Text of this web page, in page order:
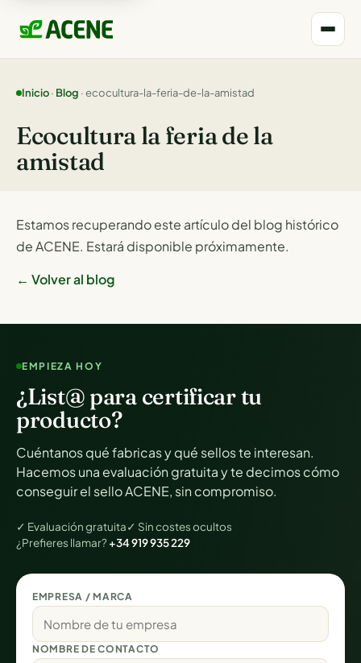
Inicio· Blog · ecocultura-la-feria-de-la-amistad
Ecocultura la feria de la
amistad
Estamos recuperando este artículo del blog histórico
de ACENE. Estará disponible próximamente.
← Volver al blog
EMPIEZA HOY
¿List@ para certificar tu
producto?
Cuéntanos qué fabricas y qué sellos te interesan.
Hacemos una evaluación gratuita y te decimos cómo
conseguir el sello ACENE, sin compromiso.
✓ Evaluación gratuita✓ Sin costes ocultos
¿Prefieres llamar? +34 919 935 229
EMPRESA / MARCA
NOMBRE DE CONTACTO